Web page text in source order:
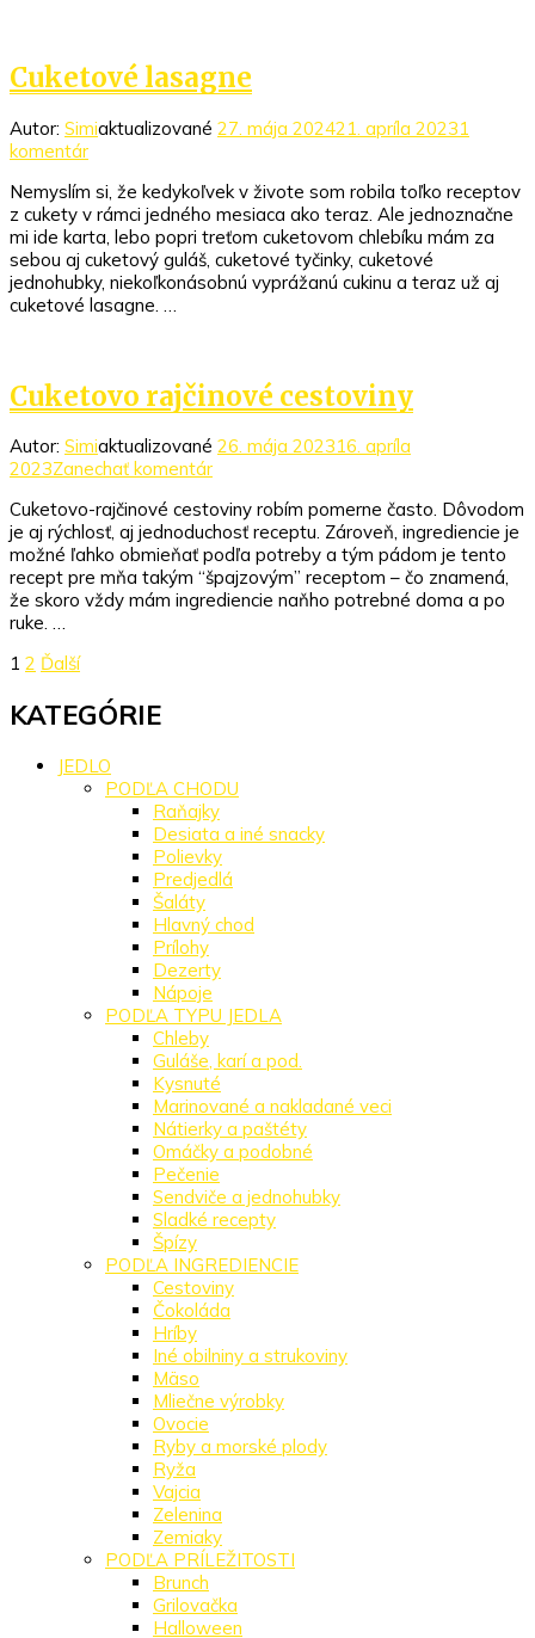
Cuketové lasagne
Autor: Simiaktualizované 27. mája 202421. apríla 20231
komentárna
lasagne
Nemyslím si, že kedykoľvek v živote som robila toľko receptov
z cukety v rámci jedného mesiaca ako teraz. Ale jednoznačne
mi ide karta, lebo popri treťom cuketovom chlebíku mám za
sebou aj cuketový guláš, cuketové tyčinky, cuketové
jednohubky, niekoľkonásobnú vyprážanú cukinu a teraz už aj
cuketové lasagne. …
Cuketovo rajčinové cestoviny
Autor: Simiaktualizované 26. mája 202316. apríla
2023Zanechať komentárk
Cuketovo
rajčinové
cestoviny
Cuketovo-rajčinové cestoviny robím pomerne často. Dôvodom
je aj rýchlosť, aj jednoduchosť receptu. Zároveň, ingrediencie je
možné ľahko obmieňať podľa potreby a tým pádom je tento
recept pre mňa takým “špajzovým” receptom – čo znamená,
že skoro vždy mám ingrediencie naňho potrebné doma a po
ruke. …
Stránkovanie
príspevkov
Stránka
1 Stránka
2 Ďalší
KATEGÓRIE
JEDLO
PODĽA CHODU
Raňajky
Desiata a iné snacky
Polievky
Predjedlá
Šaláty
Hlavný chod
Prílohy
Dezerty
Nápoje
PODĽA TYPU JEDLA
Chleby
Guláše, karí a pod.
Kysnuté
Marinované a nakladané veci
Nátierky a paštéty
Omáčky a podobné
Pečenie
Sendviče a jednohubky
Sladké recepty
Špízy
PODĽA INGREDIENCIE
Cestoviny
Čokoláda
Hríby
Iné obilniny a strukoviny
Mäso
Mliečne výrobky
Ovocie
Ryby a morské plody
Ryža
Vajcia
Zelenina
Zemiaky
PODĽA PRÍLEŽITOSTI
Brunch
Grilovačka
Halloween